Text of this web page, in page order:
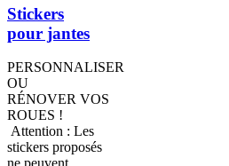
Stickers
pour jantes
PERSONNALISER
OU
RÉNOVER VOS
ROUES !
Attention : Les
stickers proposés